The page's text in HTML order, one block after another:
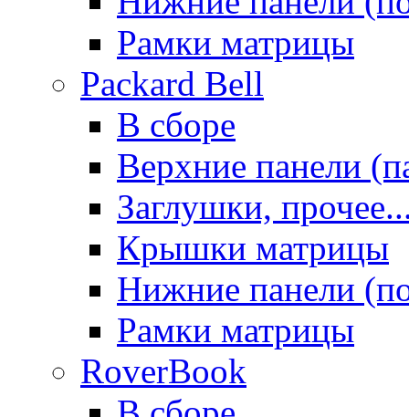
Рамки матрицы
Packard Bell
В сборе
Верхние панели
Заглушки,
Крышки матрицы
Нижние панели
Рамки матрицы
RoverBook